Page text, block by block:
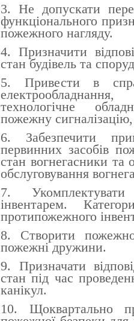
3. Не допускати
функціонального
пожежного нагляду.
4. Призначити
стан будівель та
5. Привести в
технологічне
пожежну
6. Забезпечити
первинних засобів
стан вогнегасники та
обслуговування
7.
інвентарем.
протипожежного
8. Створити пожежно-
пожежні дружини.
9. Призначати
стан під час
канікул.
10. Щоквартально